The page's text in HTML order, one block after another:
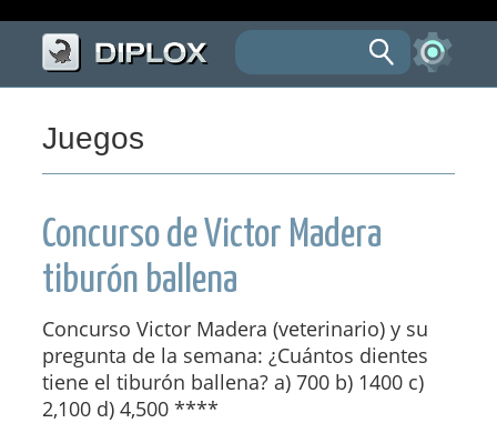
Juegos
Concurso de Victor Madera
tiburón ballena
Concurso Victor Madera (veterinario) y su
pregunta de la semana: ¿Cuántos dientes
tiene el tiburón ballena? a) 700 b) 1400 c)
2,100 d) 4,500 ****